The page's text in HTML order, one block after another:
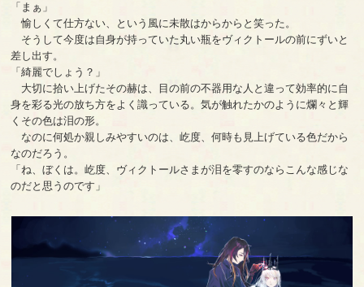
「まぁ」
愉しくて仕方ない、という風に未散はからからと笑った。
そうして今度は自身が持っていた丸い瓶をヴィクトールの前にずいと
差し出す。
「綺麗でしょう？」
大切に拾い上げたその赫は、目の前の不器用な人と違って効率的に自
身を彩る光の放ち方をよく識っている。気が触れたかのように爛々と輝
くその色は泪の形。
なのに何処か親しみやすいのは、屹度、何時も見上げている色だから
なのだろう。
「ね、ぼくは。屹度、ヴィクトールさまが泪を零すのならこんな感じな
のだと思うのです」